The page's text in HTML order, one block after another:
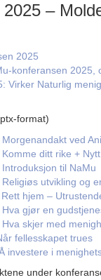
–
2025
konferansen 2025,
Virker Naturlig
format)
ved
ditt rike +
til NaMu
utvikling og
hjem –
gjør en
skjer med
fellesskapet trues
investere i
under